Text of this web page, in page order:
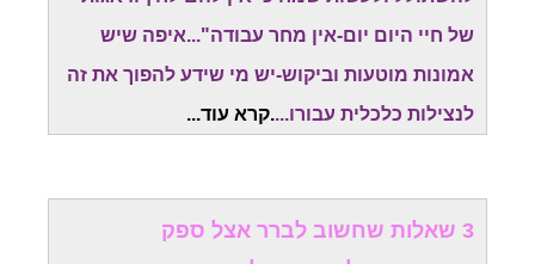
של חיי היום יום-אין מחר עבודה"...איפה שיש
אמונות מוטעות וביקוש-יש מי שידע להפוך את זה
לנצילות כלכלית עבורו....קרא עוד...
3 שאלות שחשוב לברר אצל ספק